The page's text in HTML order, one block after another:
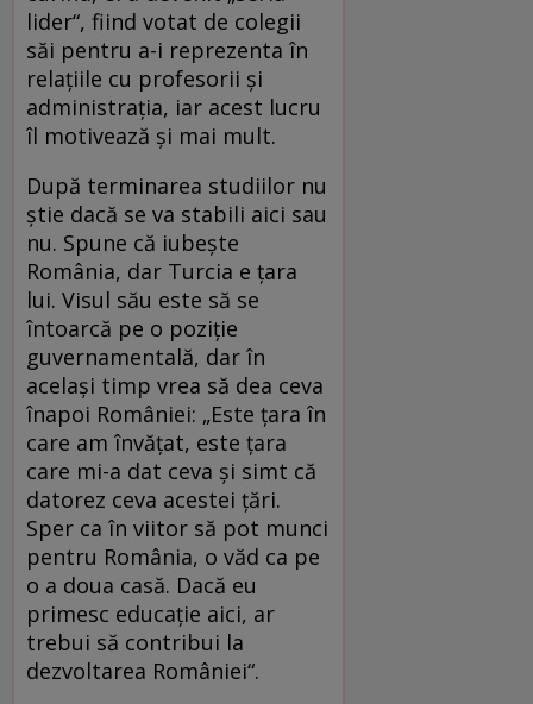
lider“, fiind votat de colegii
săi pentru a-i reprezenta în
relațiile cu profesorii și
administrația, iar acest lucru
îl motivează și mai mult.
După terminarea studiilor nu
știe dacă se va stabili aici sau
nu. Spune că iubește
România, dar Turcia e țara
lui. Visul său este să se
întoarcă pe o poziție
guvernamentală, dar în
același timp vrea să dea ceva
înapoi României: „Este țara în
care am învățat, este țara
care mi-a dat ceva și simt că
datorez ceva acestei țări.
Sper ca în viitor să pot munci
pentru România, o văd ca pe
o a doua casă. Dacă eu
primesc educație aici, ar
trebui să contribui la
dezvoltarea României“.